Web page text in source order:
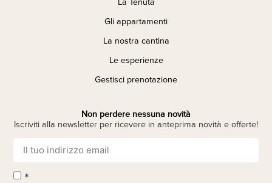
Gli appartamenti
La nostra cantina
Le esperienze
Gestisci prenotazione
Non perdere nessuna novità
Iscriviti alla newsletter per ricevere in anteprima novità e offerte!
*